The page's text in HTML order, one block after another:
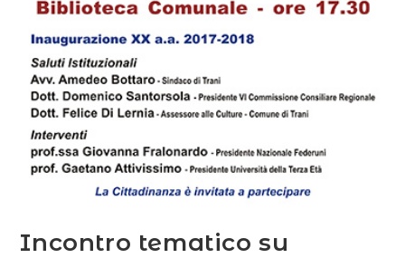
Incontro tematico su